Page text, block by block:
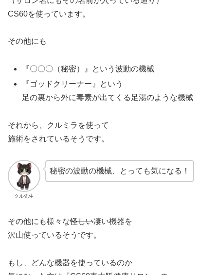
CS60を使っています。
その他にも
『〇〇〇（秘密）』という波動の機械
『ゴッドクリーナー』という
足の裏から外に毒素が出てくる足湯のような機械
それから、クルミラを使って
施術をされているそうです。
クル先生
秘密の波動の機械、とっても気になる！
その他にも様々な怪しい凄い機器を
沢山使っているそうです。
もし、どんな機器を使っているのか